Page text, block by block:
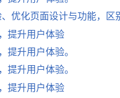
优化页面设计与功能，区
提升用户体验
提升用户体验。
提升用户体验。
提升用户体验